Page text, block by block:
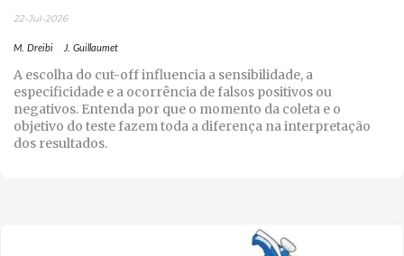
22-Jul-2026
M. Dreibi J. Guillaumet
A escolha do cut-off influencia a sensibilidade, a
especificidade e a ocorrência de falsos positivos ou
negativos. Entenda por que o momento da coleta e o
objetivo do teste fazem toda a diferença na interpretação
dos resultados.